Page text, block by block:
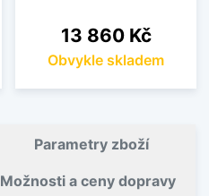
Cena
13 860 Kč
Obvykle skladem
Parametry zboží
Možnosti a ceny dopravy